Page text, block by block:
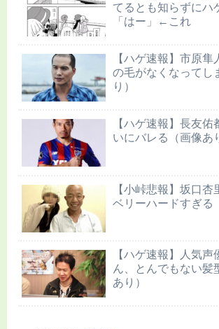
てるとも知らずにハ
「はー」←これ
【ハゲ速報】市原
の毛がなくなってし
り）
【ハゲ速報】長友佑
いにバレる（画像あ
【小峠悲報】坂口杏
ベリーハードすぎる
【ハゲ速報】人気声
ん、とんでもない髪
あり）